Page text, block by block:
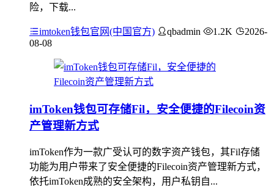
险，下载...
imtoken钱包官网(中国官方) qbadmin 1.2K
2026-
08-08
imToken钱包可存储Fil，安全便捷的Filecoin资
产管理新方式
imToken作为一款广受认可的数字资产钱包，其Fil存储
功能为用户带来了安全便捷的Filecoin资产管理新方式，
依托imToken成熟的安全架构，用户私钥自...